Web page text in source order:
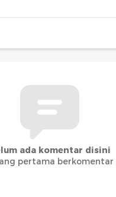
ada komentar disini
pertama berkomentar